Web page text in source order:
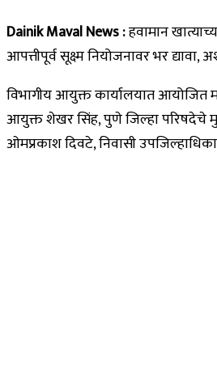
Dainik Maval News :हवामान
आपत्तीपूर्व सूक्ष्म नियोजनावर भर
विभागीय आयुक्त कार्यालयात आयोजित
आयुक्त शेखर सिंह, पुणे जिल्हा परिषदेचे
ओमप्रकाश दिवटे, निवासी